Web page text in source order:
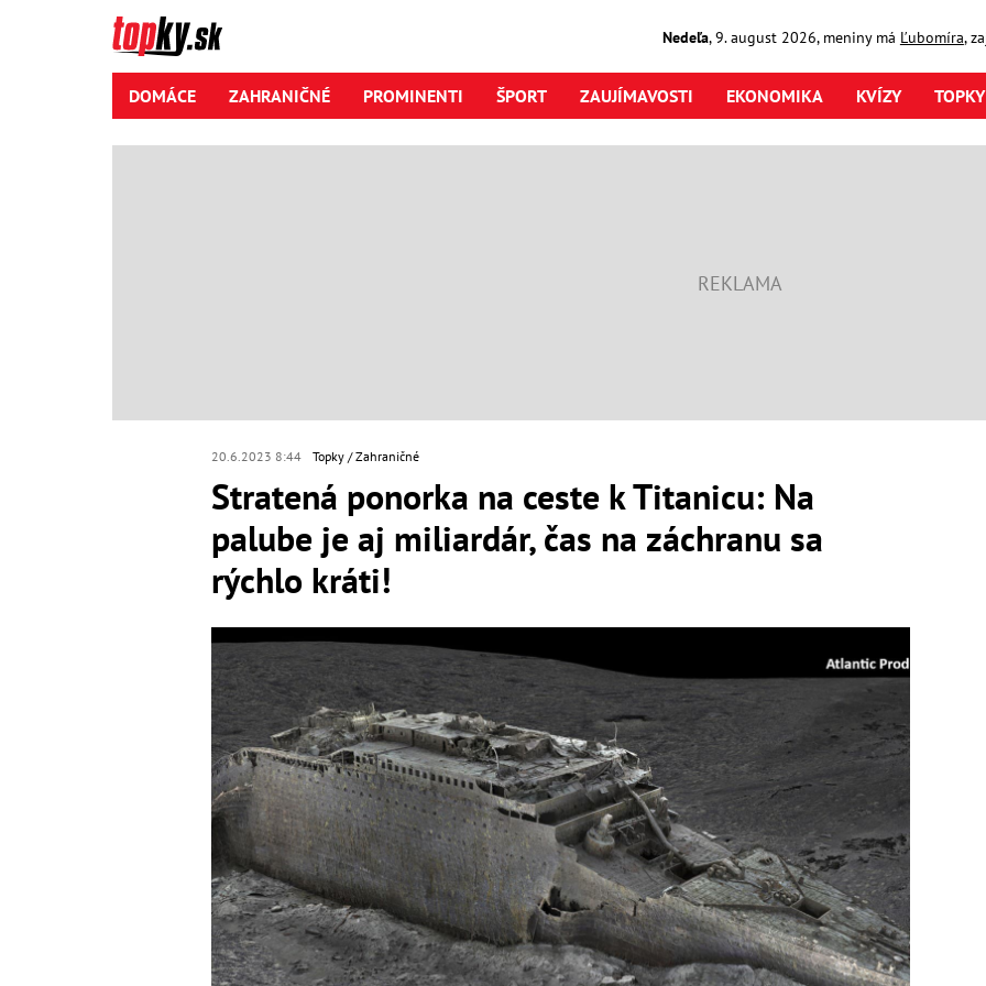
Nedeľa,9. august2026, meniny má Ľubomíra,
DOMÁCE ZAHRANIČNÉ PROMINENTI ŠPORT ZAUJÍMAVOSTI EKONOMIKA KVÍZY
20.6.2023 8:44 Topky Zahraničné
Stratená ponorka na ceste k Titanicu: Na
palube je aj miliardár, čas na záchranu sa
rýchlo kráti!